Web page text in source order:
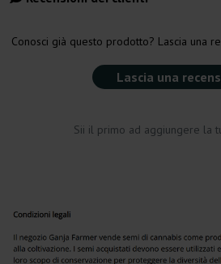
Conosci già questo prodotto? Lascia una
Lascia una
Sii il primo ad aggiungere la